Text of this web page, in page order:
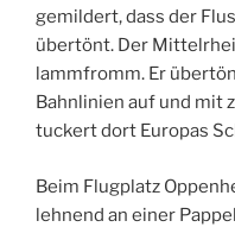
gemildert, dass der
übertönt. Der
lammfromm. Er
Bahnlinien auf und mit
tuckert dort Europas
Beim Flugplatz
lehnend an einer